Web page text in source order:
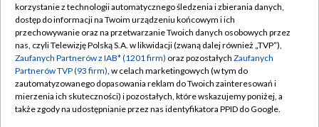
TVP
Abonament TVP
Emisja w TVP
Centrum informacji TVP
Naziemna Telewizja Cyfrowa
Regulamin TVP
Polityka prywatności
Moje zgody
Pomoc
korzystanie z technologii automatycznego śledzenia i zbierania danych,
dostęp do informacji na Twoim urządzeniu końcowym i ich
przechowywanie oraz na przetwarzanie Twoich danych osobowych przez
nas, czyli Telewizję Polską S.A. w likwidacji (zwaną dalej również „TVP”),
Zaufanych Partnerów z IAB* (1201 firm) oraz pozostałych Zaufanych
Partnerów TVP (93 firm), w celach marketingowych (w tym do
zautomatyzowanego dopasowania reklam do Twoich zainteresowań i
mierzenia ich skuteczności) i pozostałych, które wskazujemy poniżej, a
także zgody na udostępnianie przez nas identyfikatora PPID do Google.